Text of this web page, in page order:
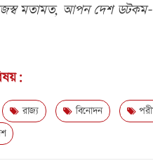
মতামত, আপন দেশ
রাজ্য বিনোদন